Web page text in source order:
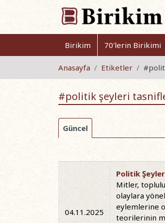
Birikim 70'lerin Birikimi
Anasayfa Etiketler
#politik şeyleri
Güncel
04.11.2025
Politik
Mitler,
olaylara
eylemlerine
teorilerinin